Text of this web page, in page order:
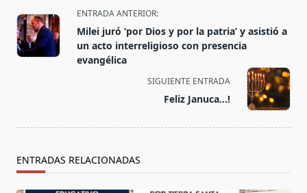
<span
class="nav-
subtitle
screen-
ENTRADA ANTERIOR:
Milei juró ‘por Dios y por la patria’ y asistió a
un acto interreligioso con presencia
evangélica
SIGUIENTE ENTRADA
Feliz Januca…!
ENTRADAS RELACIONADAS